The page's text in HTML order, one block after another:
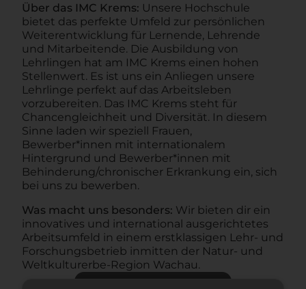
Über das IMC Krems: Unsere Hochschule
bietet das perfekte Umfeld zur persönlichen
Weiterentwicklung für Lernende, Lehrende
und Mitarbeitende. Die Ausbildung von
Lehrlingen hat am IMC Krems einen hohen
Stellenwert. Es ist uns ein Anliegen unsere
Lehrlinge perfekt auf das Arbeitsleben
vorzubereiten. Das IMC Krems steht für
Chancengleichheit und Diversität. In diesem
Sinne laden wir speziell Frauen,
Bewerber*innen mit internationalem
Hintergrund und Bewerber*innen mit
Behinderung/chronischer Erkrankung ein, sich
bei uns zu bewerben.
Was macht uns besonders: Wir bieten dir ein
innovatives und international ausgerichtetes
Arbeitsumfeld in einem erstklassigen Lehr- und
Forschungsbetrieb inmitten der Natur- und
Weltkulturerbe-Region Wachau.